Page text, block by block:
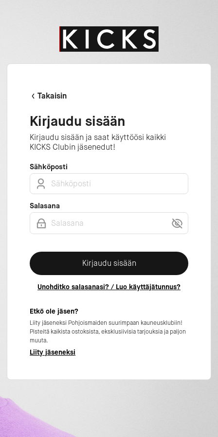
Takaisin
Kirjaudu sisään
Kirjaudu sisään ja saat käyttöösi kaikki
KICKS Clubin jäsenedut!
Sähköposti
Salasana
Kirjaudu sisään
Unohditko salasanasi? / Luo käyttäjätunnus?
Etkö ole jäsen?
Liity jäseneksi Pohjoismaiden suurimpaan kauneusklubiin!
Pisteitä kaikista ostoksista, eksklusiivisia tarjouksia ja paljon
muuta.
Liity jäseneksi